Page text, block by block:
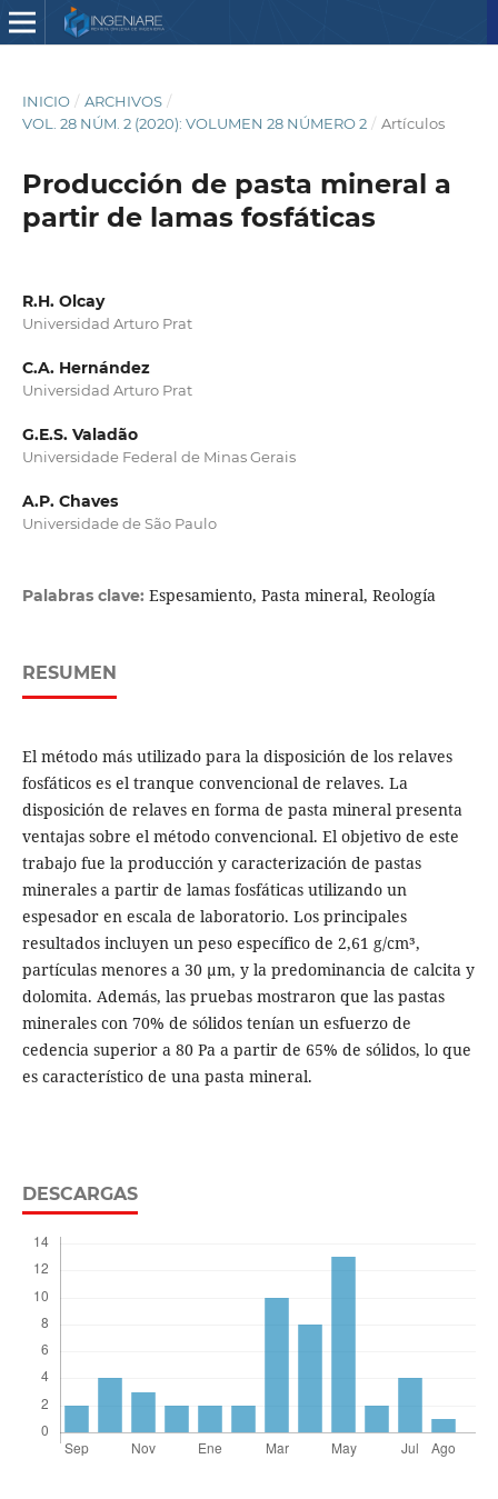
INICIO / ARCHIVOS /
VOL. 28 NÚM. 2 (2020): VOLUMEN 28 NÚMERO 2 / Artículos
Producción de pasta mineral a
partir de lamas fosfáticas
R.H. Olcay
Universidad Arturo Prat
C.A. Hernández
Universidad Arturo Prat
G.E.S. Valadão
Universidade Federal de Minas Gerais
A.P. Chaves
Universidade de São Paulo
Palabras clave: Espesamiento, Pasta mineral, Reología
RESUMEN
El método más utilizado para la disposición de los relaves
fosfáticos es el tranque convencional de relaves. La
disposición de relaves en forma de pasta mineral presenta
ventajas sobre el método convencional. El objetivo de este
trabajo fue la producción y caracterización de pastas
minerales a partir de lamas fosfáticas utilizando un
espesador en escala de laboratorio. Los principales
resultados incluyen un peso específico de 2,61 g/cm³,
partículas menores a 30 µm, y la predominancia de calcita y
dolomita. Además, las pruebas mostraron que las pastas
minerales con 70% de sólidos tenían un esfuerzo de
cedencia superior a 80 Pa a partir de 65% de sólidos, lo que
es característico de una pasta mineral.
DESCARGAS